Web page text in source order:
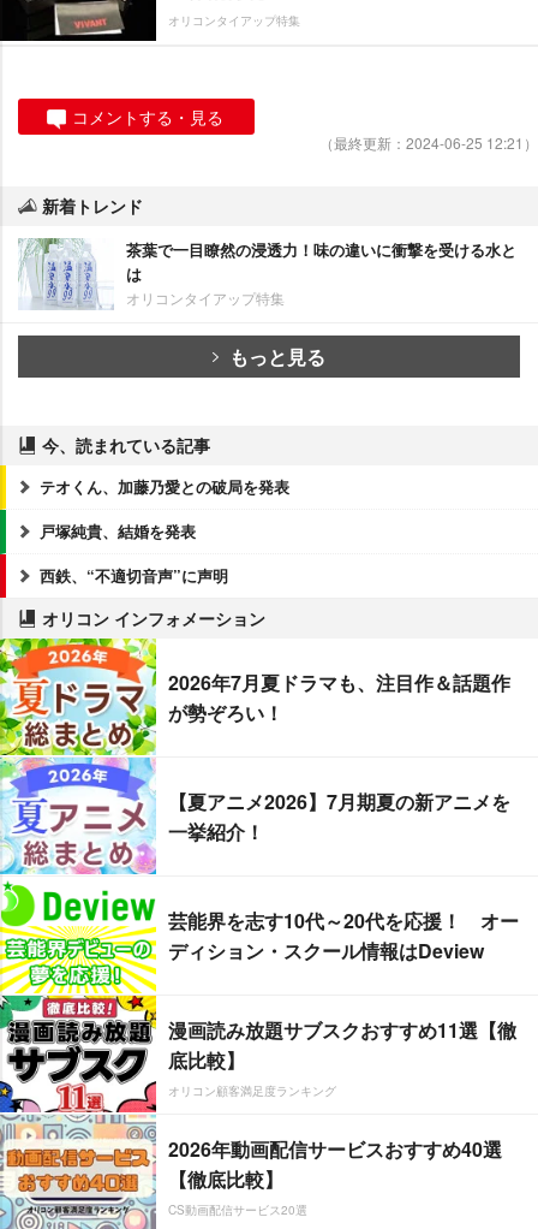
オリコンタイアップ特集
コメントする・見る
（最終更新：2024-06-25 12:21）
新着トレンド
茶葉で一目瞭然の浸透力！味の違いに衝撃を受ける水と
は
オリコンタイアップ特集
もっと見る
今、読まれている記事
テオくん、加藤乃愛との破局を発表
戸塚純貴、結婚を発表
西鉄、“不適切音声”に声明
オリコン インフォメーション
2026年7月夏ドラマも、注目作＆話題作
が勢ぞろい！
【夏アニメ2026】7月期夏の新アニメを
一挙紹介！
芸能界を志す10代～20代を応援！ オー
ディション・スクール情報はDeview
漫画読み放題サブスクおすすめ11選【徹
底比較】
オリコン顧客満足度ランキング
2026年動画配信サービスおすすめ40選
【徹底比較】
CS動画配信サービス20選